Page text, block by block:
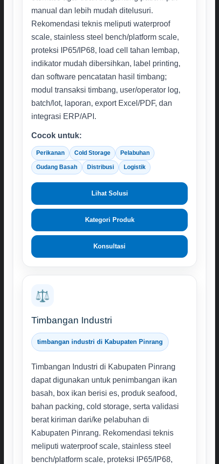
manual dan lebih mudah ditelusuri.
Rekomendasi teknis meliputi waterproof
scale, stainless steel bench/platform scale,
proteksi IP65/IP68, load cell tahan lembap,
indikator mudah dibersihkan, label printing,
dan software pencatatan hasil timbang;
modul transaksi timbang, user/operator log,
batch/lot, laporan, export Excel/PDF, dan
integrasi ERP/API.
Cocok untuk:
Perikanan Cold Storage Pelabuhan
Gudang Basah Distribusi Logistik
Lihat Solusi
Kategori Produk
Konsultasi
⚖️
Timbangan Industri
timbangan industri di Kabupaten Pinrang
Timbangan Industri di Kabupaten Pinrang
dapat digunakan untuk penimbangan ikan
basah, box ikan berisi es, produk seafood,
bahan packing, cold storage, serta validasi
berat kiriman dari/ke pelabuhan di
Kabupaten Pinrang. Rekomendasi teknis
meliputi waterproof scale, stainless steel
bench/platform scale, proteksi IP65/IP68,